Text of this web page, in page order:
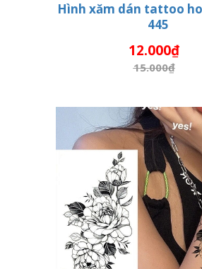
THÊM VÀO GIỎ
Hình xăm dán tattoo
445
12.000₫
15.000₫